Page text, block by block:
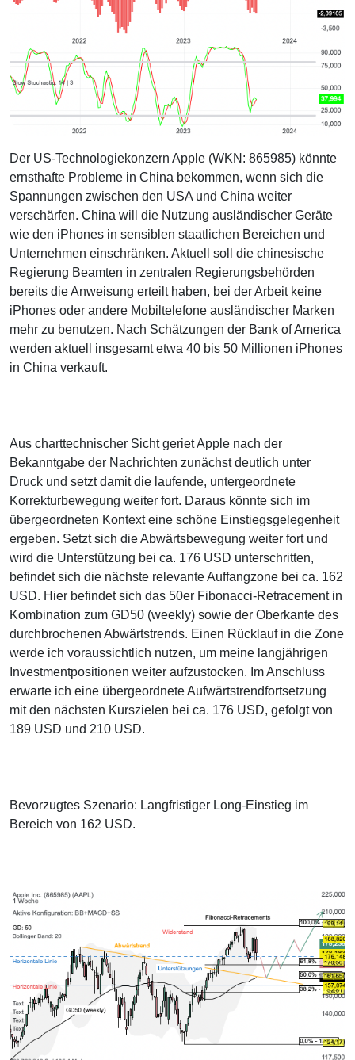
Der US-Technologiekonzern Apple (WKN: 865985) könnte
ernsthafte Probleme in China bekommen, wenn sich die
Spannungen zwischen den USA und China weiter
verschärfen. China will die Nutzung ausländischer Geräte
wie den iPhones in sensiblen staatlichen Bereichen und
Unternehmen einschränken. Aktuell soll die chinesische
Regierung Beamten in zentralen Regierungsbehörden
bereits die Anweisung erteilt haben, bei der Arbeit keine
iPhones oder andere Mobiltelefone ausländischer Marken
mehr zu benutzen. Nach Schätzungen der Bank of America
werden aktuell insgesamt etwa 40 bis 50 Millionen iPhones
in China verkauft.
Aus charttechnischer Sicht geriet Apple nach der
Bekanntgabe der Nachrichten zunächst deutlich unter
Druck und setzt damit die laufende, untergeordnete
Korrekturbewegung weiter fort. Daraus könnte sich im
übergeordneten Kontext eine schöne Einstiegsgelegenheit
ergeben. Setzt sich die Abwärtsbewegung weiter fort und
wird die Unterstützung bei ca. 176 USD unterschritten,
befindet sich die nächste relevante Auffangzone bei ca. 162
USD. Hier befindet sich das 50er Fibonacci-Retracement in
Kombination zum GD50 (weekly) sowie der Oberkante des
durchbrochenen Abwärtstrends. Einen Rücklauf in die Zone
werde ich voraussichtlich nutzen, um meine langjährigen
Investmentpositionen weiter aufzustocken. Im Anschluss
erwarte ich eine übergeordnete Aufwärtstrendfortsetzung
mit den nächsten Kurszielen bei ca. 176 USD, gefolgt von
189 USD und 210 USD.
Bevorzugtes Szenario: Langfristiger Long-Einstieg im
Bereich von 162 USD.